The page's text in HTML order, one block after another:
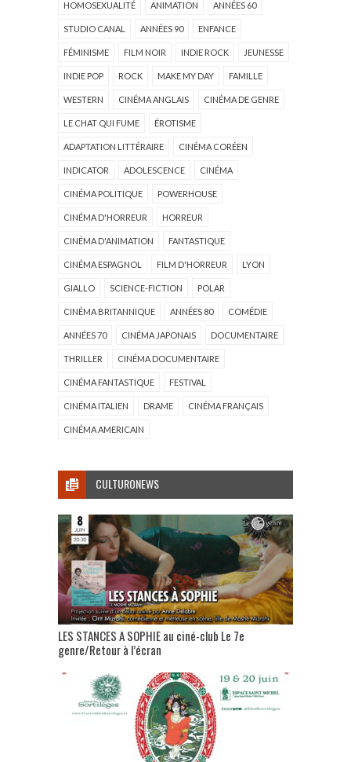
HOMOSEXUALITÉ ANIMATION ANNÉES 60
STUDIO CANAL ANNÉES 90 ENFANCE
FÉMINISME FILM NOIR INDIE ROCK JEUNESSE
INDIE POP ROCK MAKE MY DAY FAMILLE
WESTERN CINÉMA ANGLAIS CINÉMA DE GENRE
LE CHAT QUI FUME ÉROTISME
ADAPTATION LITTÉRAIRE CINÉMA CORÉEN
INDICATOR ADOLESCENCE CINÉMA
CINÉMA POLITIQUE POWERHOUSE
CINÉMA D'HORREUR HORREUR
CINÉMA D'ANIMATION FANTASTIQUE
CINÉMA ESPAGNOL FILM D'HORREUR LYON
GIALLO SCIENCE-FICTION POLAR
CINÉMA BRITANNIQUE ANNÉES 80 COMÉDIE
ANNÉES 70 CINÉMA JAPONAIS DOCUMENTAIRE
THRILLER CINÉMA DOCUMENTAIRE
CINÉMA FANTASTIQUE FESTIVAL
CINÉMA ITALIEN DRAME CINÉMA FRANÇAIS
CINÉMA AMERICAIN
CULTURONEWS
LES STANCES A SOPHIE au ciné-club Le 7e
genre/Retour à l’écran